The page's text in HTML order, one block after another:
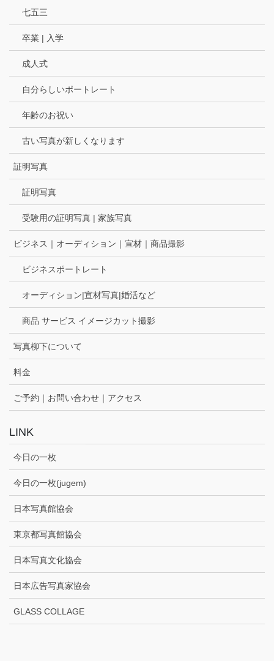
七五三
卒業 | 入学
成人式
自分らしいポートレート
年齢のお祝い
古い写真が新しくなります
証明写真
証明写真
受験用の証明写真 | 家族写真
ビジネス｜オーディション｜宣材｜商品撮影
ビジネスポートレート
オーディション|宣材写真|婚活など
商品 サービス イメージカット撮影
写真柳下について
料金
ご予約｜お問い合わせ｜アクセス
LINK
今日の一枚
今日の一枚(jugem)
日本写真館協会
東京都写真館協会
日本写真文化協会
日本広告写真家協会
GLASS COLLAGE